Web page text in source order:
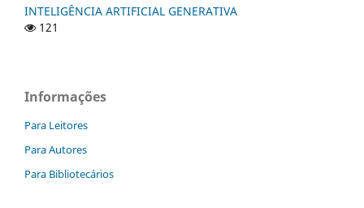
INTELIGÊNCIA ARTIFICIAL GENERATIVA
121
Informações
Para Leitores
Para Autores
Para Bibliotecários